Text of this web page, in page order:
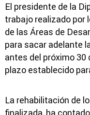
El presidente de la
trabajo realizado por
de las Áreas de
para sacar adelante
antes del próximo 30
plazo establecido
La rehabilitación de